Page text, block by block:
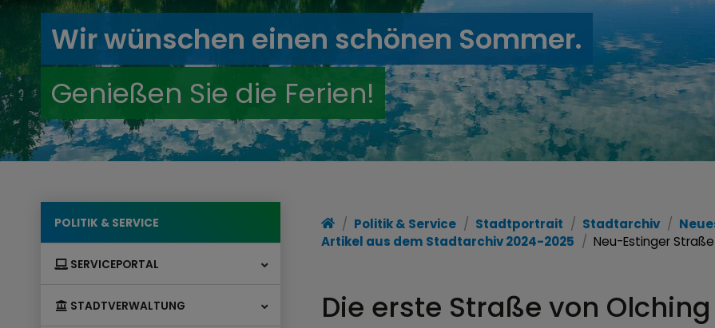
Wir wünschen einen schönen Sommer.
Genießen Sie die Ferien!
POLITIK & SERVICE
SERVICEPORTAL
STADTVERWALTUNG
Politik & Service Stadtportrait Stadtarchiv
Artikel aus dem Stadtarchiv 2024-2025
Neu-Estinger Straße
Die erste Straße von